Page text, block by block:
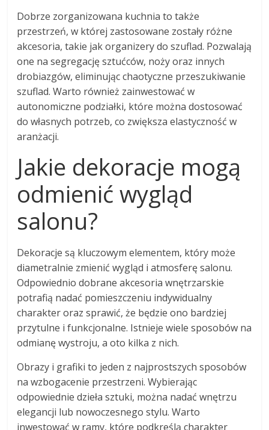
Dobrze zorganizowana kuchnia to także
przestrzeń, w której zastosowane zostały różne
akcesoria, takie jak organizery do szuflad. Pozwalają
one na segregację sztućców, noży oraz innych
drobiazgów, eliminując chaotyczne przeszukiwanie
szuflad. Warto również zainwestować w
autonomiczne podziałki, które można dostosować
do własnych potrzeb, co zwiększa elastyczność w
aranżacji.
Jakie dekoracje mogą
odmienić wygląd
salonu?
Dekoracje są kluczowym elementem, który może
diametralnie zmienić wygląd i atmosferę salonu.
Odpowiednio dobrane akcesoria wnętrzarskie
potrafią nadać pomieszczeniu indywidualny
charakter oraz sprawić, że będzie ono bardziej
przytulne i funkcjonalne. Istnieje wiele sposobów na
odmianę wystroju, a oto kilka z nich.
Obrazy i grafiki to jeden z najprostszych sposobów
na wzbogacenie przestrzeni. Wybierając
odpowiednie dzieła sztuki, można nadać wnętrzu
elegancji lub nowoczesnego stylu. Warto
inwestować w ramy, które podkreślą charakter